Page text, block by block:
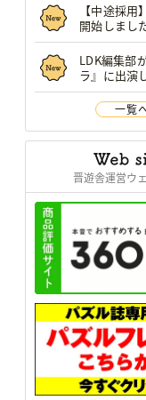
【中途採用
開始しまし
LDK編集部
ラ』に出演
一覧
晋遊舎運営ウ